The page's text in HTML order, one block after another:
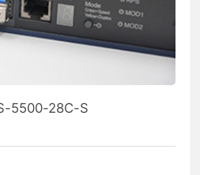
5500-28C-S